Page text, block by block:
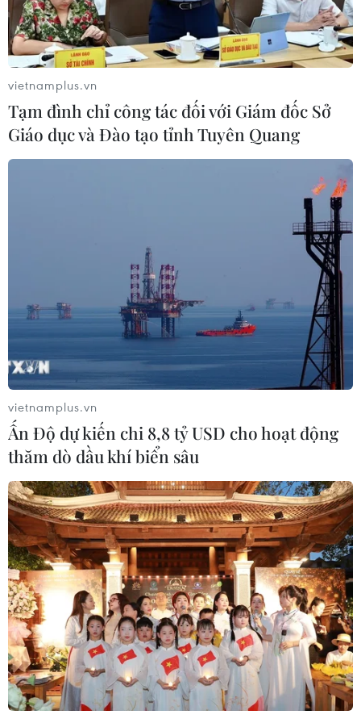
Những giấc mơ bay cất cánh từ
Vietjet
09/08/2026 09:11
Hà Nội đề xuất gia hạn 6 tháng đối
với 6 dự án đầu tư quy mô lớn
Xuất khẩu dệt may 7 tháng đạt trên
27 tỷ USD, duy trì đà tăng trưởng
09/08/2026 08:25
Hải Phòng điều chỉnh kịch bản tăng
trưởng, quyết tâm đạt GRDP 13%
09/08/2026 08:25
Bảo đảm an toàn hệ thống ngân
hàng và phát triển kinh tế số
09/08/2026 06:20
vietnamplus.vn
Tạm đình chỉ công tác đối với Giám đốc Sở
Giáo dục và Đào tạo tỉnh Tuyên Quang
vietnamplus.vn
Ấn Độ dự kiến chi 8,8 tỷ USD cho hoạt động
thăm dò dầu khí biển sâu